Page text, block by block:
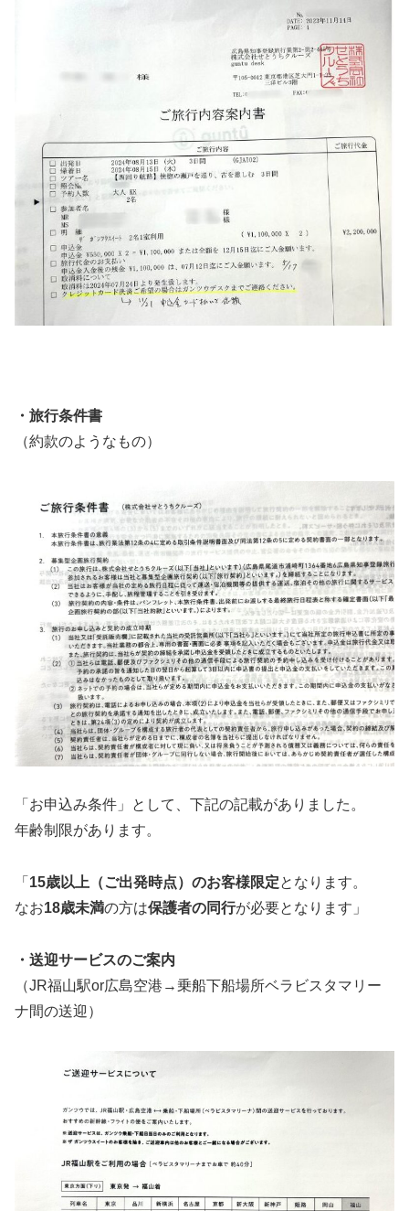
・旅行条件書
（約款のようなもの）
「お申込み条件」として、下記の記載がありました。
年齢制限があります。
「 15歳以上（ご出発時点）のお客様限定となります。
なお18歳未満の方は保護者の同行が必要となります」
・送迎サービスのご案内
（JR福山駅or広島空港→乗船下船場所ベラビスタマリー
ナ間の送迎）